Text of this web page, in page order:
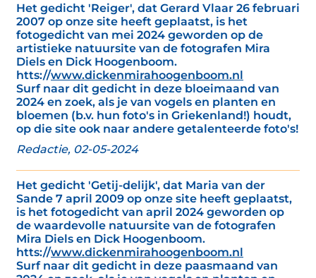
Het gedicht 'Reiger', dat Gerard Vlaar 26 februari
2007 op onze site heeft geplaatst, is het
fotogedicht van mei 2024 geworden op de
artistieke natuursite van de fotografen Mira
Diels en Dick Hoogenboom.
htts://www.dickenmirahoogenboom.nl
Surf naar dit gedicht in deze bloeimaand van
2024 en zoek, als je van vogels en planten en
bloemen (b.v. hun foto's in Griekenland!) houdt,
op die site ook naar andere getalenteerde foto's!
Redactie, 02-05-2024
Het gedicht 'Getij-delijk', dat Maria van der
Sande 7 april 2009 op onze site heeft geplaatst,
is het fotogedicht van april 2024 geworden op
de waardevolle natuursite van de fotografen
Mira Diels en Dick Hoogenboom.
htts://www.dickenmirahoogenboom.nl
Surf naar dit gedicht in deze paasmaand van